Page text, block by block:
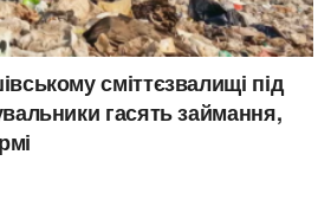
сміттєзвалищі під
гасять займання,